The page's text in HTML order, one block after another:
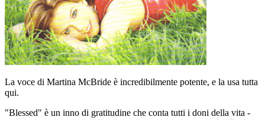
La voce di Martina McBride è incredibilmente potente, e la usa tutta
qui.
"Blessed" è un inno di gratitudine che conta tutti i doni della vita -